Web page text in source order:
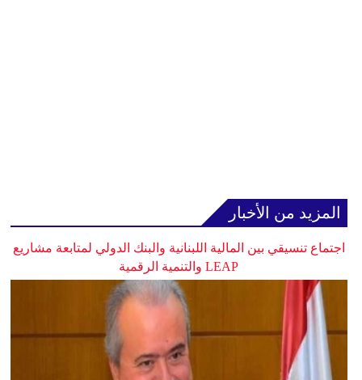
المزيد من الأخبار
اجتماع تنسيقي بين المالية اللبنانية والبنك الدولي لمتابعة مشاريع
LEAP والتنمية الرقمية